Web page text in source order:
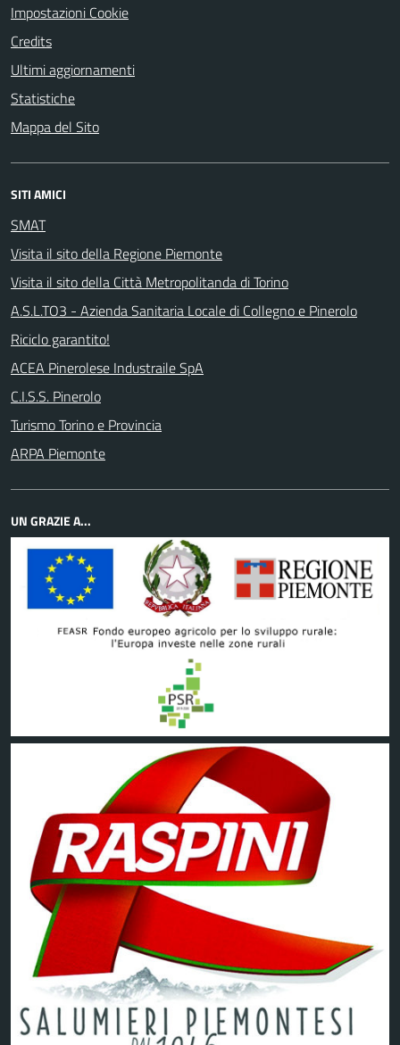
Impostazioni Cookie
Credits
Ultimi aggiornamenti
Statistiche
Mappa del Sito
SITI AMICI
SMAT
Visita il sito della Regione Piemonte
Visita il sito della Città Metropolitanda di Torino
A.S.L.TO3 - Azienda Sanitaria Locale di Collegno e Pinerolo
Riciclo garantito!
ACEA Pinerolese Industraile SpA
C.I.S.S. Pinerolo
Turismo Torino e Provincia
ARPA Piemonte
UN GRAZIE A...